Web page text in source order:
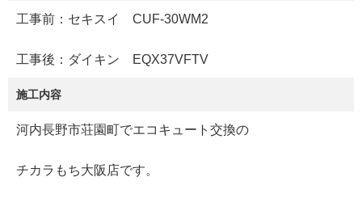
工事前：セキスイ CUF-30WM2
工事後：ダイキン EQX37VFTV
施工内容
河内長野市荘園町でエコキュート交換の
チカラもち大阪店です。